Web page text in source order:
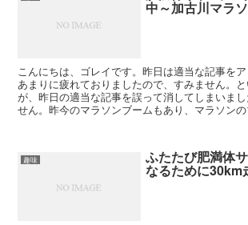
中～加古川マラ
こんにちは、ゴレイです。昨日は適当な記事をア
あまりに疲れておりましたので、すみません。
が、昨日の適当な記事を誤って消してしまいま
せん。昨今のマラソンブームもあり、マラソン
趣味 ふたたび肥満体
なるために30km